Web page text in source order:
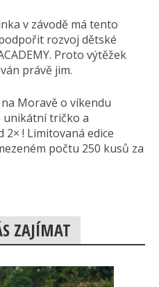
v závodě má tento
rozvoj dětské
Proto výtěžek
právě jim.
Moravě o víkendu
unikátní tričko a
! Limitovaná edice
počtu 250 kusů za
ZAJÍMAT